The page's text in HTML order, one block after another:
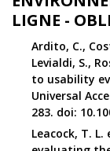
LIGNE -
Ardito, C.,
Levialdi, S.,
to usability
Universal
283. doi:
Leacock, T.